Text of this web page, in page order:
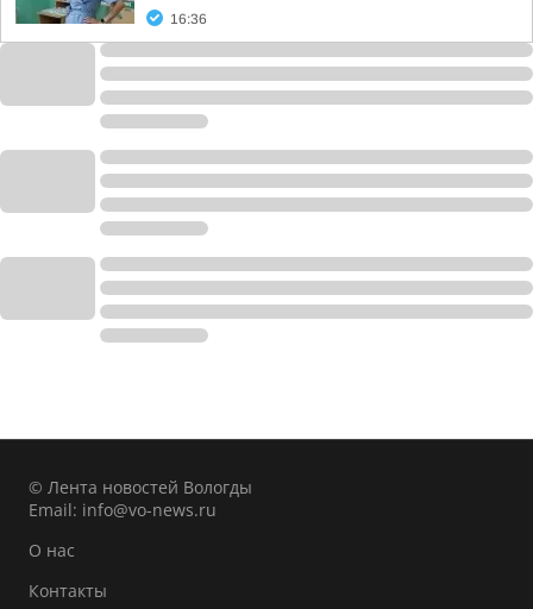
16:36
© Лента новостей Вологды
Email: info@vo-news.ru
О нас
Контакты